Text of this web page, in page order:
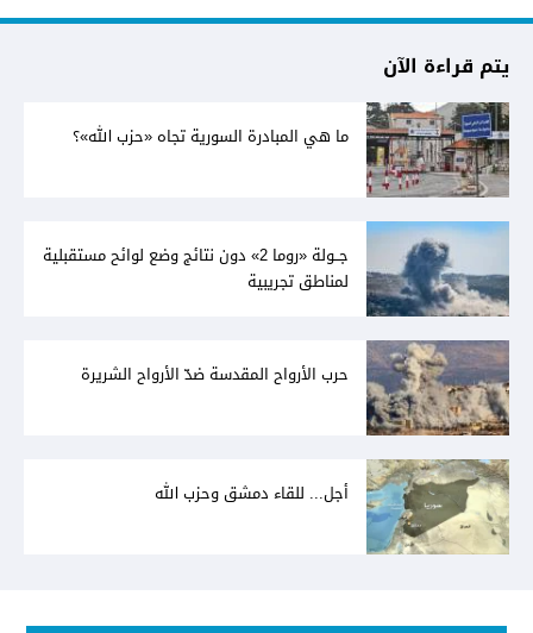
يتم قراءة الآن
ما هي المبادرة السورية تجاه «حزب الله»؟
جــولة «روما 2» دون نتائج وضع لوائح مستقبلية
لمناطق تجريبية
حرب الأرواح المقدسة ضدّ الأرواح الشريرة
أجل... للقاء دمشق وحزب الله